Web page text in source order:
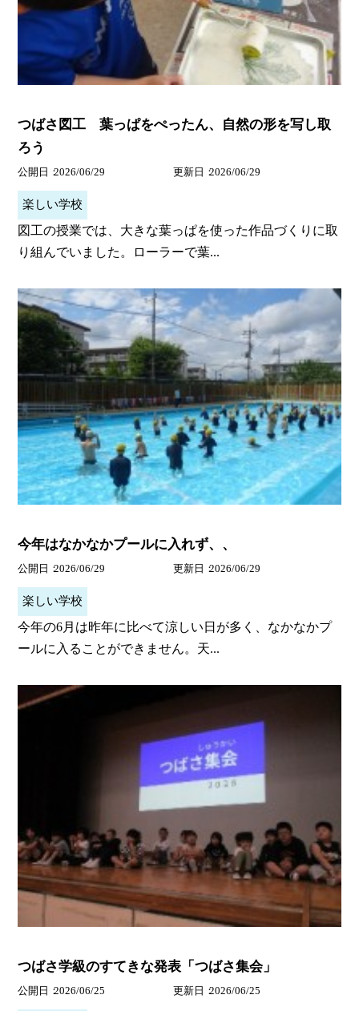
つばさ図工 葉っぱをぺったん、自然の形を写し取
ろう
公開日 2026/06/29 更新日 2026/06/29
楽しい学校
図工の授業では、大きな葉っぱを使った作品づくりに取
り組んでいました。ローラーで葉...
今年はなかなかプールに入れず、、
公開日 2026/06/29 更新日 2026/06/29
楽しい学校
今年の6月は昨年に比べて涼しい日が多く、なかなかプ
ールに入ることができません。天...
つばさ学級のすてきな発表「つばさ集会」
公開日 2026/06/25 更新日 2026/06/25